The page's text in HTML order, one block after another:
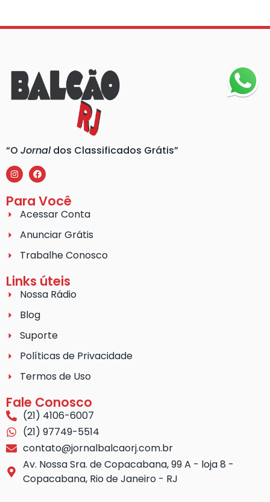
“O Jornaldos Classificados Grátis”
Para Você
Acessar Conta
Anunciar Grátis
Trabalhe Conosco
Links úteis
Nossa Rádio
Blog
Suporte
Políticas de Privacidade
Termos de Uso
Fale Conosco
(21) 4106-6007
(21) 97749-5514
contato@jornalbalcaorj.com.br
Av. Nossa Sra. de Copacabana, 99 A - loja 8 -
Copacabana, Rio de Janeiro - RJ